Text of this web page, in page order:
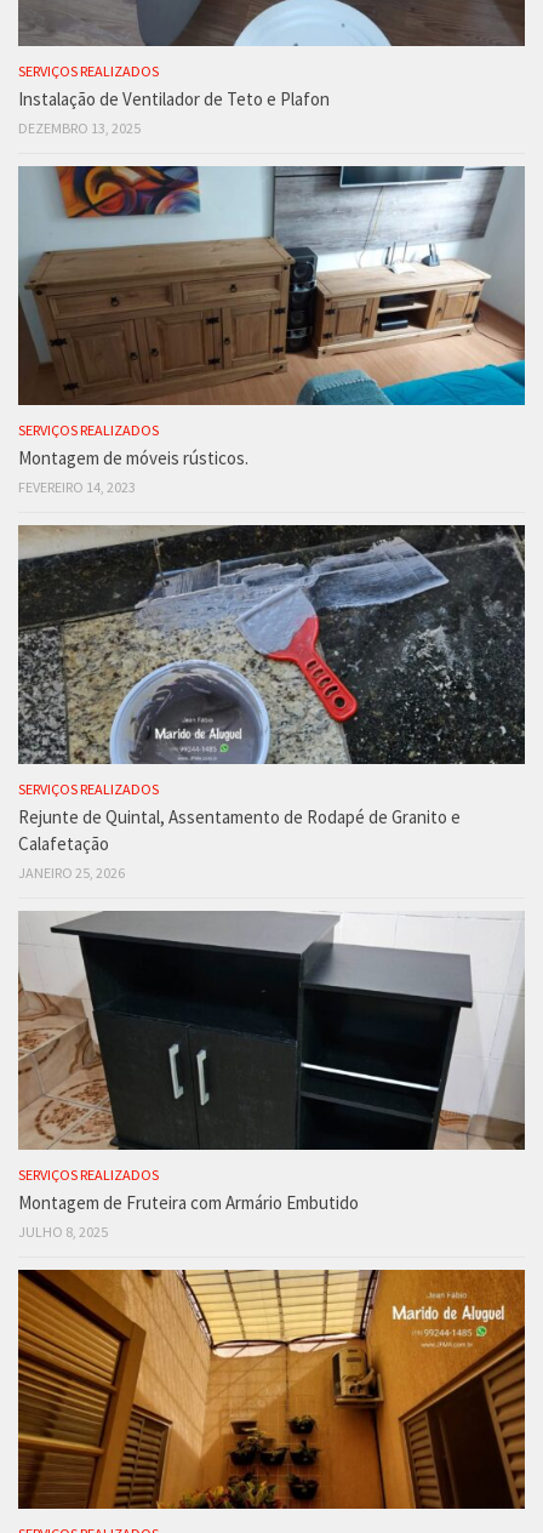
SERVIÇOS REALIZADOS
Instalação de Ventilador de Teto e Plafon
DEZEMBRO 13, 2025
SERVIÇOS REALIZADOS
Montagem de móveis rústicos.
FEVEREIRO 14, 2023
SERVIÇOS REALIZADOS
Rejunte de Quintal, Assentamento de Rodapé de Granito e
Calafetação
JANEIRO 25, 2026
SERVIÇOS REALIZADOS
Montagem de Fruteira com Armário Embutido
JULHO 8, 2025